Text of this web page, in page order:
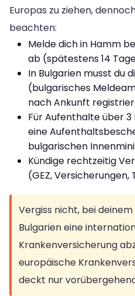
Europas zu ziehen,
beachten:
Melde dich in Hamm
ab (spätestens 14
In Bulgarien musst du
(bulgarisches
nach Ankunft
Für Aufenthalte über
eine
bulgarischen
Kündige rechtzeitig
(GEZ,
Vergiss nicht, bei
Bulgarien eine
Krankenversicherung
europäische
deckt nur